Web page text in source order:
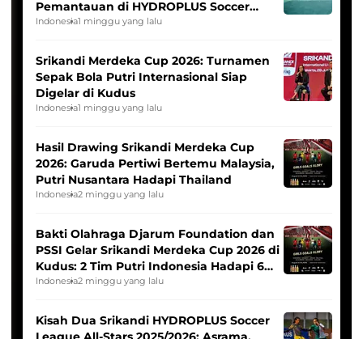
Pemantauan di HYDROPLUS Soccer
League
Indonesia1 minggu yang lalu
Srikandi Merdeka Cup 2026: Turnamen
Sepak Bola Putri Internasional Siap
Digelar di Kudus
Indonesia1 minggu yang lalu
Hasil Drawing Srikandi Merdeka Cup
2026: Garuda Pertiwi Bertemu Malaysia,
Putri Nusantara Hadapi Thailand
Indonesia2 minggu yang lalu
Bakti Olahraga Djarum Foundation dan
PSSI Gelar Srikandi Merdeka Cup 2026 di
Kudus: 2 Tim Putri Indonesia Hadapi 6
Tim Asia
Indonesia2 minggu yang lalu
Kisah Dua Srikandi HYDROPLUS Soccer